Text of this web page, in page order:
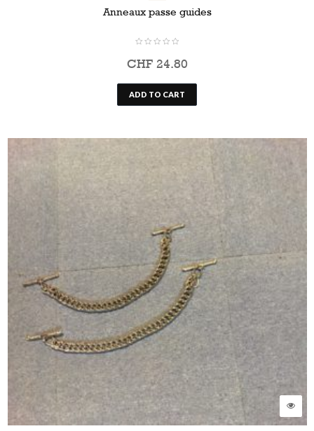
Anneaux passe guides
CHF24.80
ADD TO CART